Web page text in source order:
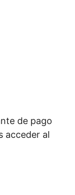
de pago
acceder al